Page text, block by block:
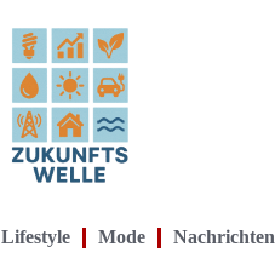
Lifestyle Mode Nachrichten